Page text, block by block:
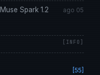
Spark 1.2 ago 05
[55]